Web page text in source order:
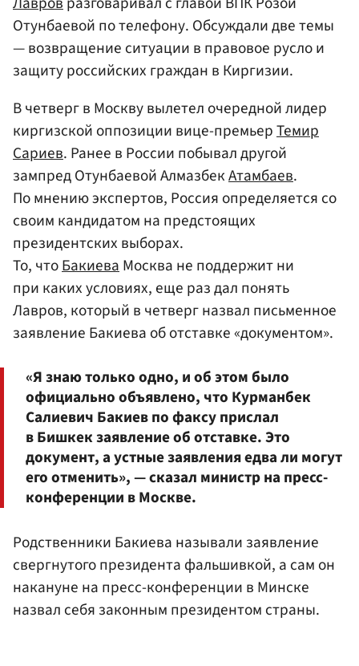
Отунбаевой по телефону. Обсуждали две темы
— возвращение ситуации в правовое русло и
защиту российских граждан в Киргизии.
В четверг в Москву вылетел очередной лидер
киргизской оппозиции вице-премьерТемир
Сариев. Ранее в России побывал другой
зампред Отунбаевой АлмазбекАтамбаев.
По мнению экспертов, Россия определяется со
своим кандидатом на предстоящих
президентских выборах.
То, чтоБакиеваМосква не поддержит ни
при каких условиях, еще раз дал понять
Лавров, который в четверг назвал письменное
заявление Бакиева об отставке «документом».
«Я знаю только одно, и об этом было
официально объявлено, что Курманбек
Салиевич Бакиев по факсу прислал
в Бишкек заявление об отставке. Это
документ, а устные заявления едва ли могут
его отменить», — сказал министр на пресс-
конференции в Москве.
Родственники Бакиева называли заявление
свергнутого президента фальшивкой, а сам он
накануне на пресс-конференции в Минске
назвал себя законным президентом страны.